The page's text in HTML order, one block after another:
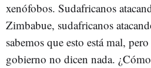
xenófobos. Sudafricanos
Zimbabue, sudafricanos
sabemos que esto está mal,
gobierno no dicen nada.